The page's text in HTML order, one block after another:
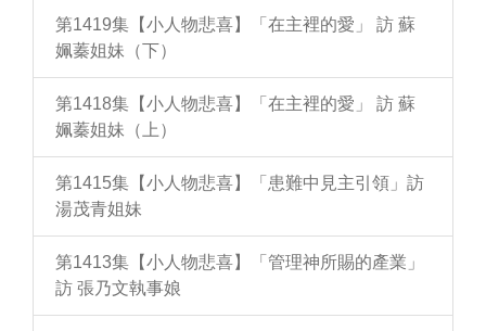
第1419集【小人物悲喜】「在主裡的愛」 訪 蘇
姵蓁姐妹（下）
第1418集【小人物悲喜】「在主裡的愛」 訪 蘇
姵蓁姐妹（上）
第1415集【小人物悲喜】「患難中見主引領」訪
湯茂青姐妹
第1413集【小人物悲喜】「管理神所賜的產業」
訪 張乃文執事娘